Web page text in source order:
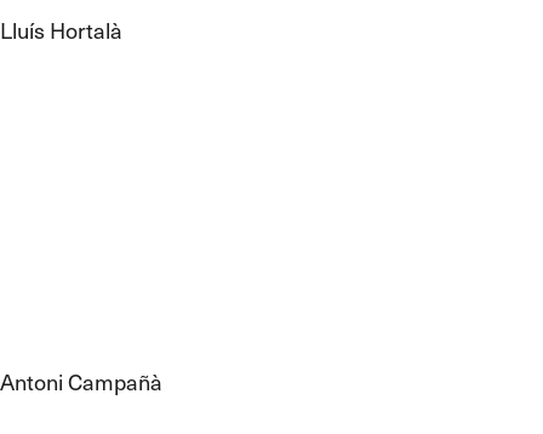
Lluís Hortalà
Antoni Campañà